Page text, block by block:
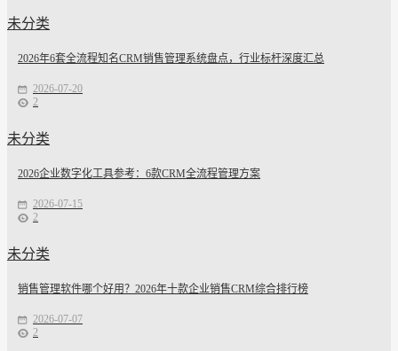
未分类
2026年6套全流程知名CRM销售管理系统盘点，行业标杆深度汇总
2026-07-20
2
未分类
2026企业数字化工具参考：6款CRM全流程管理方案
2026-07-15
2
未分类
销售管理软件哪个好用？2026年十款企业销售CRM综合排行榜
2026-07-07
2